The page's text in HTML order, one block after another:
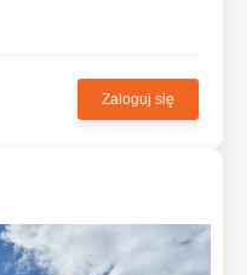
Zaloguj się